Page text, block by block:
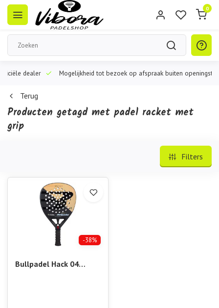
0
dealer Mogelijkheid tot bezoek op afspraak buiten openingstijden
Terug
Producten getagd met padel racket met
grip
Filters
-38%
Bullpadel Hack 04